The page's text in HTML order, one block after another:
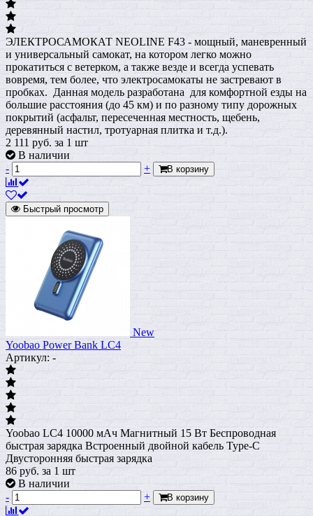
ЭЛЕКТРОСАМОКАТ NEOLINE F43 - мощный, маневренный
и универсальный самокат, на котором легко можно
прокатиться с ветерком, а также везде и всегда успевать
вовремя, тем более, что электросамокаты не застревают в
пробках. Данная модель разработана для комфортной езды на
большие расстояния (до 45 км) и по разному типу дорожных
покрытий (асфальт, пересеченная местность, щебень,
деревянный настил, тротуарная плитка и т.д.).
2 111 руб. за 1 шт
В наличии
-
+ В корзину
Быстрый просмотр
New
Yoobao Power Bank LC4
Артикул: -
Yoobao LC4 10000 мАч Магнитный 15 Вт Беспроводная
быстрая зарядка Встроенный двойной кабель Type-C
Двусторонняя быстрая зарядка
86 руб. за 1 шт
В наличии
-
+ В корзину